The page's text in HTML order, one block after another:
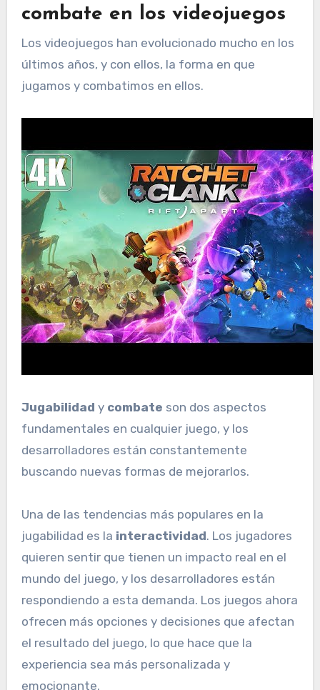
combate en los videojuegos
Los videojuegos han evolucionado mucho en los
últimos años, y con ellos, la forma en que
jugamos y combatimos en ellos.
Jugabilidad y combate son dos aspectos
fundamentales en cualquier juego, y los
desarrolladores están constantemente
buscando nuevas formas de mejorarlos.
Una de las tendencias más populares en la
jugabilidad es la interactividad. Los jugadores
quieren sentir que tienen un impacto real en el
mundo del juego, y los desarrolladores están
respondiendo a esta demanda. Los juegos ahora
ofrecen más opciones y decisiones que afectan
el resultado del juego, lo que hace que la
experiencia sea más personalizada y
emocionante.